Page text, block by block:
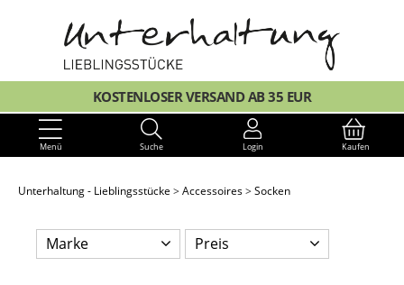
KOSTENLOSER VERSAND AB 35 EUR
Menü Suche Login Kaufen
Unterhaltung - Lieblingsstücke Accessoires Socken
Marke Preis